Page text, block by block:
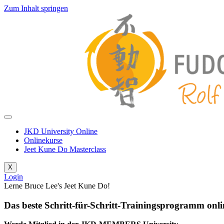
Zum Inhalt springen
JKD University Online
Onlinekurse
Jeet Kune Do Masterclass
X
Login
Lerne Bruce Lee's Jeet Kune Do!
Das beste Schritt-für-Schritt-Trainingsprogramm